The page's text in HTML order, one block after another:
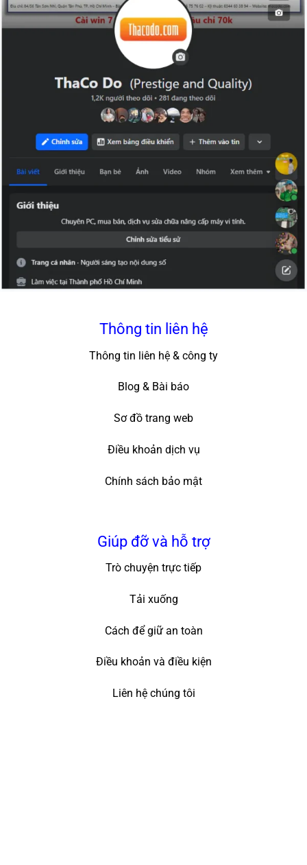
Thông tin liên hệ
Thông tin liên hệ & công ty
Blog & Bài báo
Sơ đồ trang web
Điều khoản dịch vụ
Chính sách bảo mật
Giúp đỡ và hỗ trợ
Trò chuyện trực tiếp
Tải xuống
Cách để giữ an toàn
Điều khoản và điều kiện
Liên hệ chúng tôi